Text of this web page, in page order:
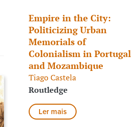
Empire in the City:
Politicizing Urban
Memorials of
Colonialism in Portugal
and Mozambique
Tiago Castela
Routledge
Ler mais